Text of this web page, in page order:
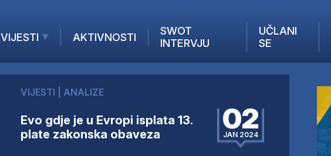
VIJESTI
AKTUELNO
KOMPANIJE
FINANSIJE
IZ STRANIH MEDIJA
AKTIVNOSTI
SWOT
INTERVJU
UČLANI
SE
VIJESTI ANALIZE
Evo gdje je u Evropi isplata 13.
plate zakonska obaveza
02
JAN 2024